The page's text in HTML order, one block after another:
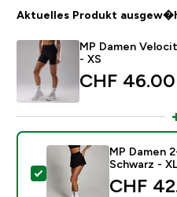
Aktuelles Produkt
MP Damen
- XS
CHF 46.00‎
Dieses Produkt
MP Damen
Schwarz - XL
CHF